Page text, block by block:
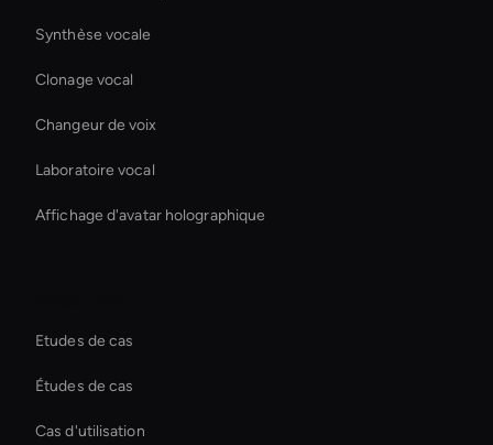
Synthèse vocale
Clonage vocal
Changeur de voix
Laboratoire vocal
Affichage d'avatar holographique
Etudes de cas
Études de cas
Cas d'utilisation